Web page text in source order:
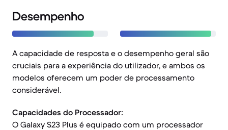
Desempenho
A capacidade de resposta e o desempenho geral são
cruciais para a experiência do utilizador, e ambos os
modelos oferecem um poder de processamento
considerável.
Capacidades do Processador:
O Galaxy S23 Plus é equipado com um processador